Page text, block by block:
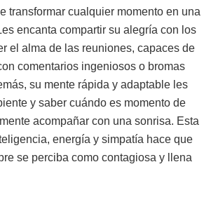
transformar cualquier momento en una
encanta compartir su alegría con los
el alma de las reuniones, capaces de
comentarios ingeniosos o bromas
su mente rápida y adaptable les
y saber cuándo es momento de
acompañar con una sonrisa. Esta
energía y simpatía hace que
se perciba como contagiosa y llena